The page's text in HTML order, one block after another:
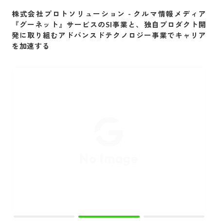
株式会社プロトソリューション - クルマ情報メディア
『グーネット』サービスのSI事業と、独自プロダクト開
発に取り組むアドバンスドテクノロジー事業でキャリア
を加速する